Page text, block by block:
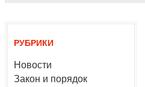
РУБРИКИ
Новости
Закон и порядок